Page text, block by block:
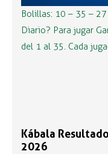
Bolillas: 10 – 35 –
Diario? Para jugar
del 1 al 35. Cada
Kábala
2026